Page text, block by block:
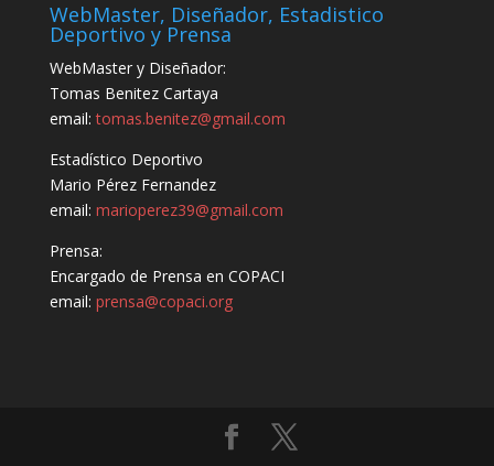
WebMaster, Diseñador, Estadistico
Deportivo y Prensa
WebMaster y Diseñador:
Tomas Benitez Cartaya
email:tomas.benitez@gmail.com
Estadístico Deportivo
Mario Pérez Fernandez
email: marioperez39@gmail.com
Prensa:
Encargado de Prensa en COPACI
email: prensa@copaci.org